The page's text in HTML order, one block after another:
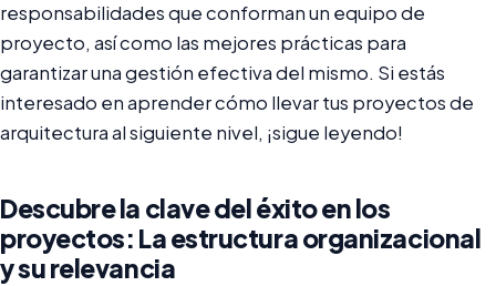
responsabilidades que conforman un equipo de
proyecto, así como las mejores prácticas para
garantizar una gestión efectiva del mismo. Si estás
interesado en aprender cómo llevar tus proyectos de
arquitectura al siguiente nivel, ¡sigue leyendo!
Descubre la clave del éxito en los
proyectos: La estructura organizacional
y su relevancia